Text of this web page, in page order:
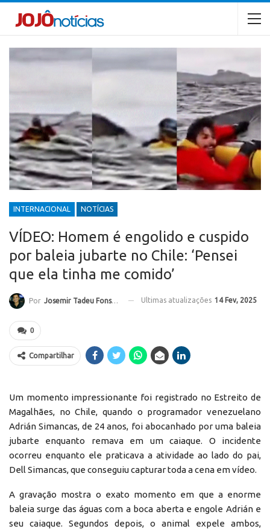
INTERNACIONAL NOTÍCIAS
VÍDEO: Homem é engolido e cuspido
por baleia jubarte no Chile: ‘Pensei
que ela tinha me comido’
Por Josemir Tadeu Fonseca Ultimas atualizações 14 Fev, 2025
0
Compartilhar
Um momento impressionante foi registrado no Estreito de
Magalhães, no Chile, quando o programador venezuelano
Adrián Simancas, de 24 anos, foi abocanhado por uma baleia
jubarte enquanto remava em um caiaque. O incidente
ocorreu enquanto ele praticava a atividade ao lado do pai,
Dell Simancas, que conseguiu capturar toda a cena em vídeo.
A gravação mostra o exato momento em que a enorme
baleia surge das águas com a boca aberta e engole Adrián e
seu caiaque. Segundos depois, o animal expele ambos,